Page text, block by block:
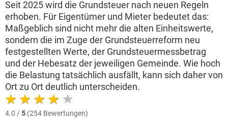
Seit 2025 wird die Grundsteuer nach neuen Regeln
erhoben. Für Eigentümer und Mieter bedeutet das:
Maßgeblich sind nicht mehr die alten Einheitswerte,
sondern die im Zuge der Grundsteuerreform neu
festgestellten Werte, der Grundsteuermessbetrag
und der Hebesatz der jeweiligen Gemeinde. Wie hoch
die Belastung tatsächlich ausfällt, kann sich daher von
Ort zu Ort deutlich unterscheiden.
4.0 / 5 (254 Bewertungen)